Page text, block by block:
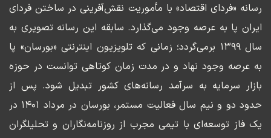
رسانه «فردای اقتصاد» با مأموریت نقش‌آفرینی در ساختن فردای
ایران پا به عرصه وجود می‌گذارد. سابقه این رسانه تصویری به
سال ۱۳۹۹ برمی‌گردد؛ زمانی که تلویزیون اینترنتی «بورسان» پا
به عرصه وجود نهاد و در مدت زمان کوتاهی توانست در حوزه
بازار سرمایه به سرآمد رسانه‌های کشور تبدیل شود. پس از
حدود دو و نیم سال فعالیت مستمر، بورسان در مرداد ۱۴۰۱ در
یک فاز توسعه‌ای با تیمی مجرب از روزنامه‌نگاران و تحلیلگران